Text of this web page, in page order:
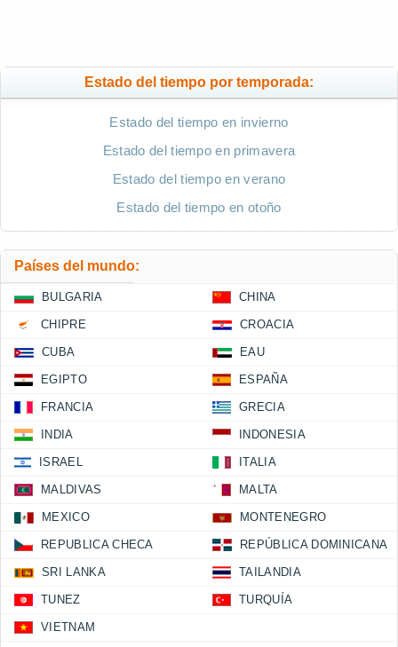
Estado del tiempo por temporada:
Estado del tiempo en invierno
Estado del tiempo en primavera
Estado del tiempo en verano
Estado del tiempo en otoño
Países del mundo:
BULGARIA CHINA
CHIPRE CROACIA
CUBA EAU
EGIPTO ESPAÑA
FRANCIA GRECIA
INDIA INDONESIA
ISRAEL ITALIA
MALDIVAS MALTA
MEXICO MONTENEGRO
REPUBLICA CHECA REPÚBLICA DOMINICANA
SRI LANKA TAILANDIA
TUNEZ TURQUÍA
VIETNAM